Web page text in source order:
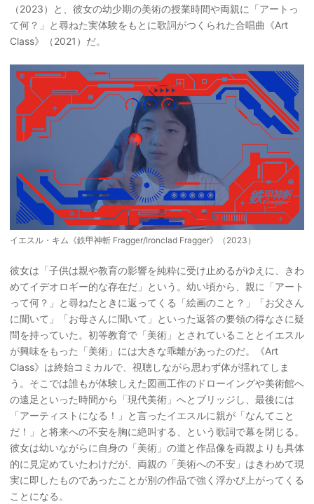
（2023）と、彼女の幼少期の美術の授業時間や両親に「アートっ
て何？」と尋ねた実体験をもとに歌詞がつくられた合唱曲《Art
Class》（2021）だ。
イエスル・キム《鉄甲神斬 Fragger/Ironclad Fragger》（2023）
彼女は「子供は親や教育の影響を純粋に受け止めるがゆえに、きわ
めてイデオロギー的な存在だ」という。幼い頃から、親に「アート
って何？」と尋ねたときに返ってくる「絵画のこと？」「お父さん
に聞いて」「お母さんに聞いて」といった返答の要領の得なさに疑
問を持っていた。初等教育で「美術」とされていることとイエスル
が興味をもった「美術」には大きな乖離があったのだ。《Art
Class》は終始コミカルで、視聴しながら思わず体が揺れてしま
う。そこでは誰もが体験しえた図画工作のドローイングや美術館へ
の遠足といった時間から「現代美術」へとブリッジし、最後には
「アーティストになる！」と言ったイエスルに親が「なんてこと
だ！」と将来への不安を胸に絶叫する、という歌詞で幕を閉じる。
彼女は幼いながらに自身の「美術」の道と作品像を両親よりも具体
的に見定めていたわけだが、両親の「美術への不安」はきわめて現
実に即したものであったことが別の作品で強く浮かび上がってくる
ことになる。